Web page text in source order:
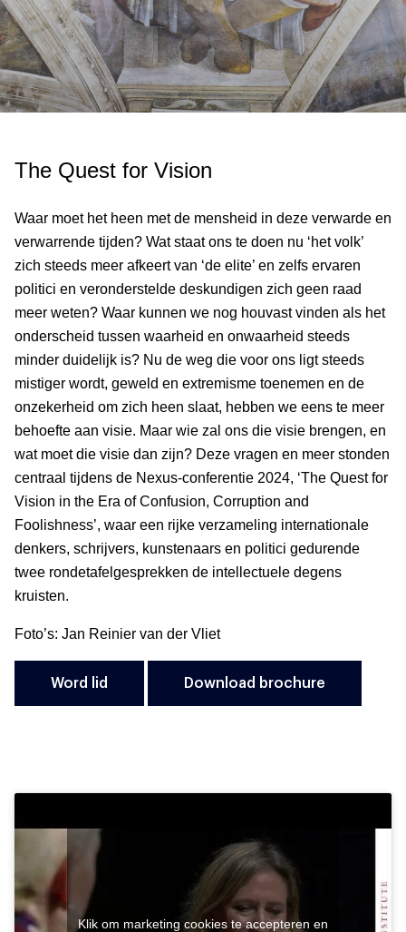
The Quest for Vision
Waar moet het heen met de mensheid in deze verwarde en
verwarrende tijden? Wat staat ons te doen nu ‘het volk’
zich steeds meer afkeert van ‘de elite’ en zelfs ervaren
politici en veronderstelde deskundigen zich geen raad
meer weten? Waar kunnen we nog houvast vinden als het
onderscheid tussen waarheid en onwaarheid steeds
minder duidelijk is? Nu de weg die voor ons ligt steeds
mistiger wordt, geweld en extremisme toenemen en de
onzekerheid om zich heen slaat, hebben we eens te meer
behoefte aan visie. Maar wie zal ons die visie brengen, en
wat moet die visie dan zijn? Deze vragen en meer stonden
centraal tijdens de Nexus-conferentie 2024, ‘The Quest for
Vision in the Era of Confusion, Corruption and
Foolishness’, waar een rijke verzameling internationale
denkers, schrijvers, kunstenaars en politici gedurende
twee rondetafelgesprekken de intellectuele degens
kruisten.
Foto’s: Jan Reinier van der Vliet
Word lid Download brochure
Klik om marketing cookies te accepteren en